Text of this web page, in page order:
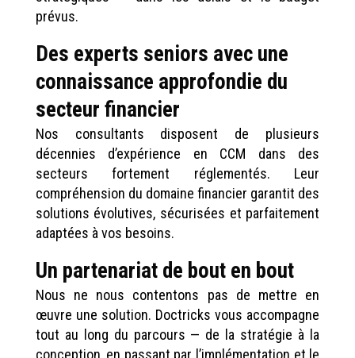
prévus.
Des experts seniors avec une
connaissance approfondie du
secteur financier
Nos consultants disposent de plusieurs
décennies d’expérience en CCM dans des
secteurs fortement réglementés. Leur
compréhension du domaine financier garantit des
solutions évolutives, sécurisées et parfaitement
adaptées à vos besoins.
Un partenariat de bout en bout
Nous ne nous contentons pas de mettre en
œuvre une solution. Doctricks vous accompagne
tout au long du parcours — de la stratégie à la
conception, en passant par l’implémentation et le